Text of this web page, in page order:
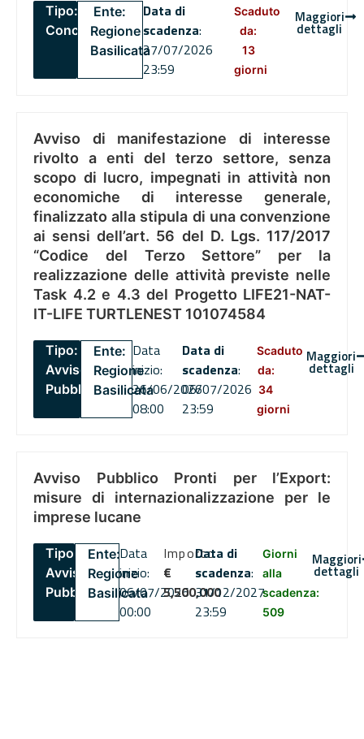
Tipo:
Concorsi
Ente:
Regione
Basilicata
Data di
scadenza:
27/07/2026
23:59
Scaduto
da:
13
giorni
Maggiori
dettagli
Avviso di manifestazione di interesse
rivolto a enti del terzo settore, senza
scopo di lucro, impegnati in attività non
economiche di interesse generale,
finalizzato alla stipula di una convenzione
ai sensi dell’art. 56 del D. Lgs. 117/2017
“Codice del Terzo Settore” per la
realizzazione delle attività previste nelle
Task 4.2 e 4.3 del Progetto LIFE21-NAT-
IT-LIFE TURTLENEST 101074584
Tipo:
Avviso
Pubblico
Ente:
Regione
Basilicata
Data
inizio:
26/06/2026
08:00
Data di
scadenza:
06/07/2026
23:59
Scaduto
da:
34
giorni
Maggiori
dettagli
Avviso Pubblico Pronti per l’Export:
misure di internazionalizzazione per le
imprese lucane
Tipo:
Avviso
Pubblico
Ente:
Regione
Basilicata
Data
inizio:
06/07/2026
00:00
Importo
€
5,500,000
Data di
scadenza:
31/12/2027
23:59
Giorni
alla
scadenza:
509
Maggiori
dettagli